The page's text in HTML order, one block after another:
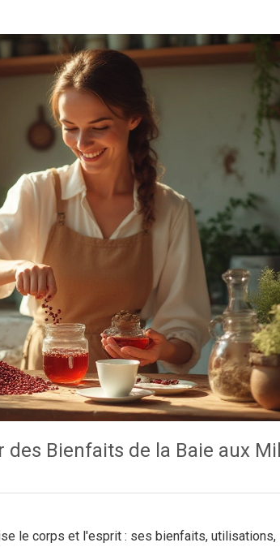
Bienfaits de la Baie aux
le corps et l'esprit : ses bienfaits, utilisations,